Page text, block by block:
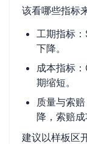
该看哪些指标
工期指标
下降。
成本指标
期缩短。
质量与索
降，索赔成
建议以样板区